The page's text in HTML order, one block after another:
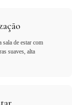
sala de estar com
suaves, alta